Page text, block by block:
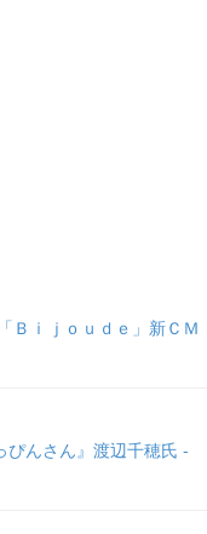
Ｂｉｊｏｕｄｅ」新ＣＭ
んさん』渡辺千穂氏 -